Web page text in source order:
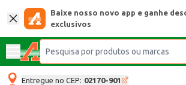
Baixe nosso novo app e ganhe
exclusivos
Entregue no CEP: 02170-901